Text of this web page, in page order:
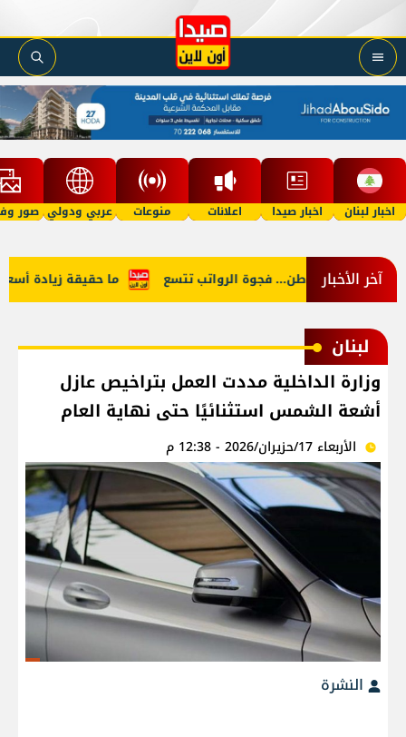
اخبار لبنان اخبار صيدا اعلانات منوعات عربي ودولي صور
آخر الأخبار ما حقيقة زيادة أسعار النائب والمواطن... فجوة الرواتب تتسع
لبنان
وزارة الداخلية مددت العمل بتراخيص عازل
أشعة الشمس استثنائيًا حتى نهاية العام
الأربعاء 17/حزيران/2026 - 12:38 م
النشرة